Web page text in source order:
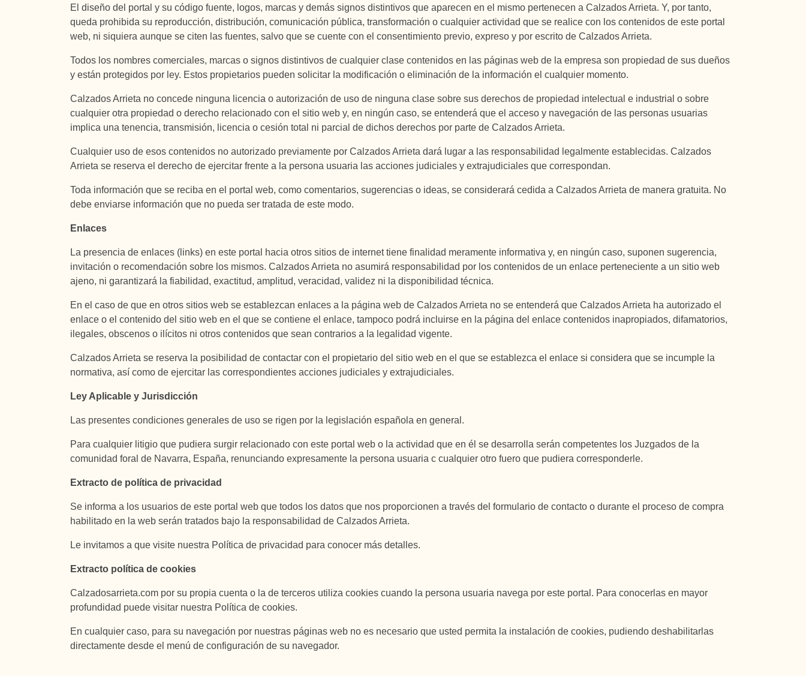
El diseño del portal y su código fuente, logos, marcas y demás signos distintivos que aparecen en el mismo pertenecen a Calzados Arrieta. Y, por tanto,
queda prohibida su reproducción, distribución, comunicación pública, transformación o cualquier actividad que se realice con los contenidos de este portal
web, ni siquiera aunque se citen las fuentes, salvo que se cuente con el consentimiento previo, expreso y por escrito de Calzados Arrieta.
Todos los nombres comerciales, marcas o signos distintivos de cualquier clase contenidos en las páginas web de la empresa son propiedad de sus dueños
y están protegidos por ley. Estos propietarios pueden solicitar la modificación o eliminación de la información el cualquier momento.
Calzados Arrieta no concede ninguna licencia o autorización de uso de ninguna clase sobre sus derechos de propiedad intelectual e industrial o sobre
cualquier otra propiedad o derecho relacionado con el sitio web y, en ningún caso, se entenderá que el acceso y navegación de las personas usuarias
implica una tenencia, transmisión, licencia o cesión total ni parcial de dichos derechos por parte de Calzados Arrieta.
Cualquier uso de esos contenidos no autorizado previamente por Calzados Arrieta dará lugar a las responsabilidad legalmente establecidas. Calzados
Arrieta se reserva el derecho de ejercitar frente a la persona usuaria las acciones judiciales y extrajudiciales que correspondan.
Toda información que se reciba en el portal web, como comentarios, sugerencias o ideas, se considerará cedida a Calzados Arrieta de manera gratuita. No
debe enviarse información que no pueda ser tratada de este modo.
Enlaces
La presencia de enlaces (links) en este portal hacia otros sitios de internet tiene finalidad meramente informativa y, en ningún caso, suponen sugerencia,
invitación o recomendación sobre los mismos. Calzados Arrieta no asumirá responsabilidad por los contenidos de un enlace perteneciente a un sitio web
ajeno, ni garantizará la fiabilidad, exactitud, amplitud, veracidad, validez ni la disponibilidad técnica.
En el caso de que en otros sitios web se establezcan enlaces a la página web de Calzados Arrieta no se entenderá que Calzados Arrieta ha autorizado el
enlace o el contenido del sitio web en el que se contiene el enlace, tampoco podrá incluirse en la página del enlace contenidos inapropiados, difamatorios,
ilegales, obscenos o ilícitos ni otros contenidos que sean contrarios a la legalidad vigente.
Calzados Arrieta se reserva la posibilidad de contactar con el propietario del sitio web en el que se establezca el enlace si considera que se incumple la
normativa, así como de ejercitar las correspondientes acciones judiciales y extrajudiciales.
Ley Aplicable y Jurisdicción
Las presentes condiciones generales de uso se rigen por la legislación española en general.
Para cualquier litigio que pudiera surgir relacionado con este portal web o la actividad que en él se desarrolla serán competentes los Juzgados de la
comunidad foral de Navarra, España, renunciando expresamente la persona usuaria c cualquier otro fuero que pudiera corresponderle.
Extracto de política de privacidad
Se informa a los usuarios de este portal web que todos los datos que nos proporcionen a través del formulario de contacto o durante el proceso de compra
habilitado en la web serán tratados bajo la responsabilidad de Calzados Arrieta.
Le invitamos a que visite nuestra Política de privacidad para conocer más detalles.
Extracto política de cookies
Calzadosarrieta.com por su propia cuenta o la de terceros utiliza cookies cuando la persona usuaria navega por este portal. Para conocerlas en mayor
profundidad puede visitar nuestra Política de cookies.
En cualquier caso, para su navegación por nuestras páginas web no es necesario que usted permita la instalación de cookies, pudiendo deshabilitarlas
directamente desde el menú de configuración de su navegador.